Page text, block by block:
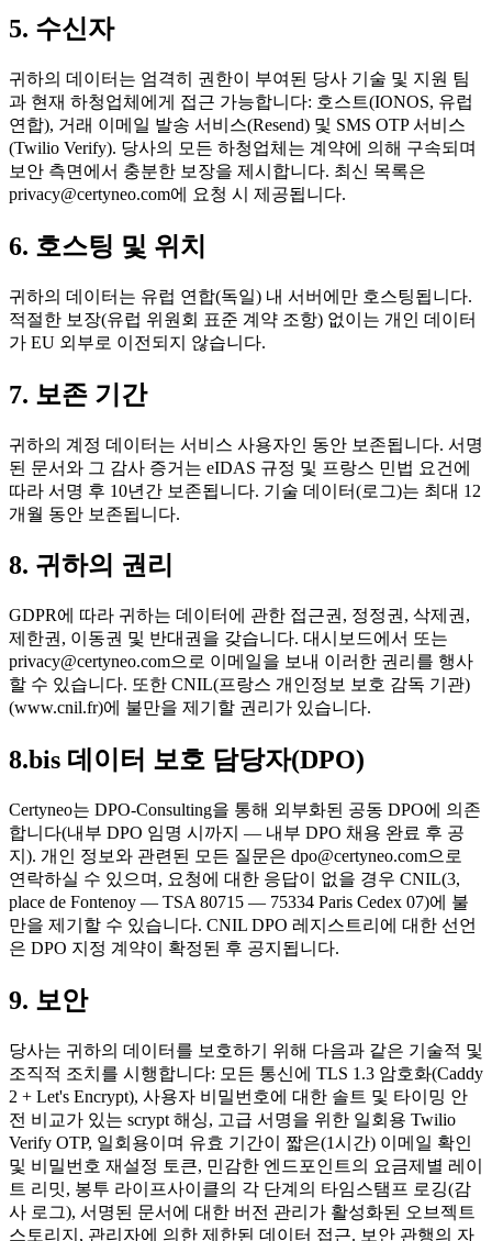
5. 수신자
귀하의 데이터는 엄격히 권한이 부여된 당사 기술 및 지원 팀
과 현재 하청업체에게 접근 가능합니다: 호스트(IONOS, 유럽
연합), 거래 이메일 발송 서비스(Resend) 및 SMS OTP 서비스
(Twilio Verify). 당사의 모든 하청업체는 계약에 의해 구속되며
보안 측면에서 충분한 보장을 제시합니다. 최신 목록은
privacy@certyneo.com에 요청 시 제공됩니다.
6. 호스팅 및 위치
귀하의 데이터는 유럽 연합(독일) 내 서버에만 호스팅됩니다.
적절한 보장(유럽 위원회 표준 계약 조항) 없이는 개인 데이터
가 EU 외부로 이전되지 않습니다.
7. 보존 기간
귀하의 계정 데이터는 서비스 사용자인 동안 보존됩니다. 서명
된 문서와 그 감사 증거는 eIDAS 규정 및 프랑스 민법 요건에
따라 서명 후 10년간 보존됩니다. 기술 데이터(로그)는 최대 12
개월 동안 보존됩니다.
8. 귀하의 권리
GDPR에 따라 귀하는 데이터에 관한 접근권, 정정권, 삭제권,
제한권, 이동권 및 반대권을 갖습니다. 대시보드에서 또는
privacy@certyneo.com으로 이메일을 보내 이러한 권리를 행사
할 수 있습니다. 또한 CNIL(프랑스 개인정보 보호 감독 기관)
(www.cnil.fr)에 불만을 제기할 권리가 있습니다.
8.bis 데이터 보호 담당자(DPO)
Certyneo는 DPO-Consulting을 통해 외부화된 공동 DPO에 의존
합니다(내부 DPO 임명 시까지 — 내부 DPO 채용 완료 후 공
지). 개인 정보와 관련된 모든 질문은 dpo@certyneo.com으로
연락하실 수 있으며, 요청에 대한 응답이 없을 경우 CNIL(3,
place de Fontenoy — TSA 80715 — 75334 Paris Cedex 07)에 불
만을 제기할 수 있습니다. CNIL DPO 레지스트리에 대한 선언
은 DPO 지정 계약이 확정된 후 공지됩니다.
9. 보안
당사는 귀하의 데이터를 보호하기 위해 다음과 같은 기술적 및
조직적 조치를 시행합니다: 모든 통신에 TLS 1.3 암호화(Caddy
2 + Let's Encrypt), 사용자 비밀번호에 대한 솔트 및 타이밍 안
전 비교가 있는 scrypt 해싱, 고급 서명을 위한 일회용 Twilio
Verify OTP, 일회용이며 유효 기간이 짧은(1시간) 이메일 확인
및 비밀번호 재설정 토큰, 민감한 엔드포인트의 요금제별 레이
트 리밋, 봉투 라이프사이클의 각 단계의 타임스탬프 로깅(감
사 로그), 서명된 문서에 대한 버전 관리가 활성화된 오브젝트
스토리지, 관리자에 의한 제한된 데이터 접근. 보안 관행의 자